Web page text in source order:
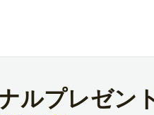
ルプレゼン